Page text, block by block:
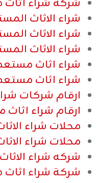
شراء الاثاث
شراء الاثاث
شراء الاثاث
شراء اثاث
شراء اثاث
ارقام شركات
ارقام شراء
محلات شراء
محلات شراء
شركه شراء
شركة شراء